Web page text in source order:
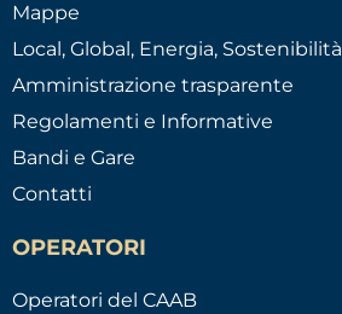
Mappe
Local, Global, Energia, Sostenibilità
Amministrazione trasparente
Regolamenti e Informative
Bandi e Gare
Contatti
OPERATORI
Operatori del CAAB